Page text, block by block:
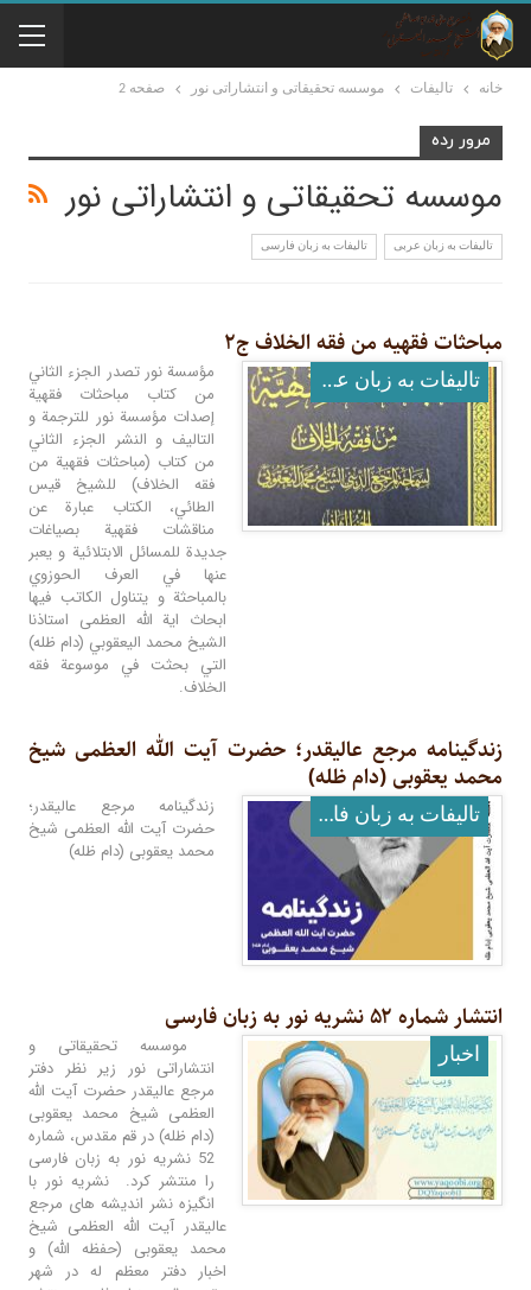
خانه تالیفات موسسه تحقيقاتى و انتشاراتى نور صفحه 2
مرور رده
موسسه تحقيقاتى و انتشاراتى نور
تالیفات به زبان عربی تالیفات به زبان فارسی
مباحثات فقهیه من فقه الخلاف ج۲
تالیفات به زبان عربی
مؤسسة نور تصدر الجزء الثاني
من كتاب مباحثات فقهية
إصدات مؤسسة نور للترجمة و
التاليف و النشر الجزء الثاني
من كتاب (مباحثات فقهیة من
فقه الخلاف) للشيخ قيس
الطائي، الكتاب عبارة عن
مناقشات فقهية بصياغات
جديدة للمسائل الابتلائية و يعبر
عنها في العرف الحوزوي
بالمباحثة و يتناول الكاتب فيها
ابحاث اية الله العظمى استاذنا
الشيخ محمد اليعقوبي (دام ظله)
التي بحثت في موسوعة فقه
الخلاف.
زندگینامه مرجع عالیقدر؛ حضرت آیت الله العظمى شیخ
محمد یعقوبى (دام ظله)
تالیفات به زبان فارسی
زندگينامه مرجع عاليقدر؛
حضرت آيت الله العظمى شيخ
محمد يعقوبى (دام ظله)
انتشار شماره ۵۲ نشریه نور به زبان فارسی
اخبار
موسسه تحقیقاتی و
انتشاراتی نور زیر نظر دفتر
مرجع عالیقدر حضرت آیت الله
العظمی شیخ محمد یعقوبی
(دام ظله) در قم مقدس، شماره
52 نشریه نور به زبان فارسی
را منتشر کرد. نشریه نور با
انگیزه نشر اندیشه های مرجع
عالیقدر آیت الله العظمی شیخ
محمد یعقوبی (حفظه الله) و
اخبار دفتر معظم له در شهر